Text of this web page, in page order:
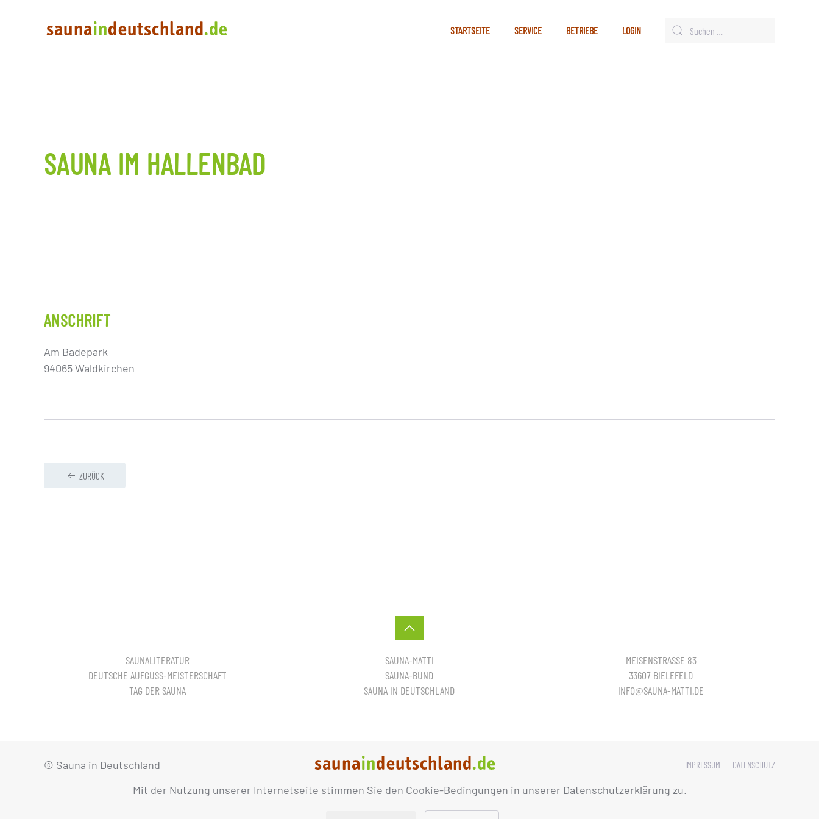
Mit der Nutzung unserer Internetseite stimmen Sie den Cookie-Bedingungen in unserer Datenschutzerklärung zu.
STARTSEITE SERVICE BETRIEBE LOGIN
SAUNA IM HALLENBAD
ANSCHRIFT
Am Badepark
94065 Waldkirchen
ZURÜCK
SAUNALITERATUR
DEUTSCHE AUFGUSS-MEISTERSCHAFT
TAG DER SAUNA
SAUNA-MATTI
SAUNA-BUND
SAUNA IN DEUTSCHLAND
MEISENSTRASSE 83
33607 BIELEFELD
INFO@SAUNA-MATTI.DE
© Sauna in Deutschland IMPRESSUM DATENSCHUTZ